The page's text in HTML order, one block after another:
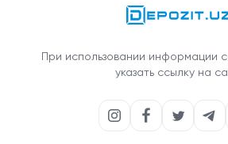
При использовании информации
указать ссылку на